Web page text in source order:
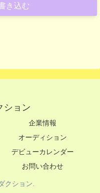
き込む
ション
企業情報
オーディション
デビューカレンダー
お問い合わせ
クション.